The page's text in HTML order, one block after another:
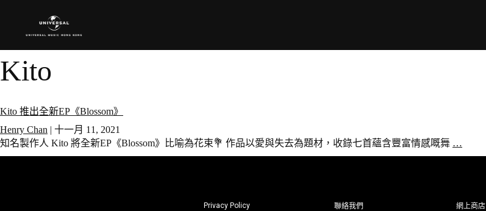
Kito
Kito 推出全新EP《Blossom》
Henry Chan | 十一月 11, 2021
知名製作人 Kito 將全新EP《Blossom》比喻為花束💐 作品以愛與失去為題材，收錄七首蘊含豐富情感嘅舞 …
Privacy Policy 聯絡我們 網上商店